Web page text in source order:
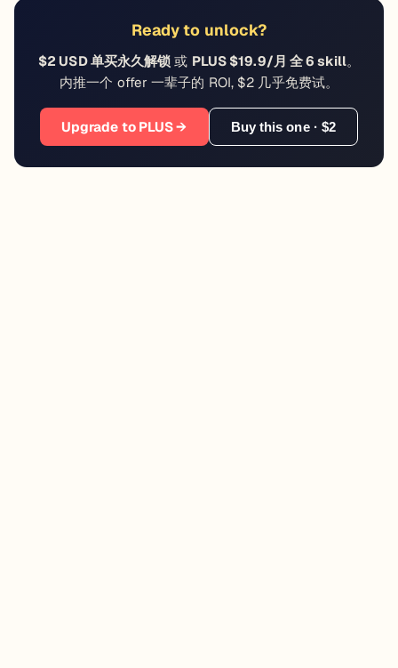
Ready to unlock?
$2 USD 单买永久解锁 或 PLUS $19.9/月 全 6 skill。
内推一个 offer 一辈子的 ROI, $2 几乎免费试。
Upgrade to PLUS → Buy this one · $2